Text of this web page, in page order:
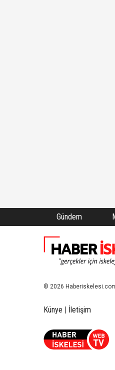
Gündem
© 2026
Künye | İletişim